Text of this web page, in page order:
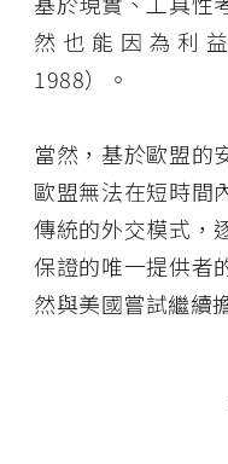
然也能因為利
1988）。
當然，基於歐盟的
歐盟無法在短時間
傳統的外交模式，
保證的唯一提供者
然與美國嘗試繼續